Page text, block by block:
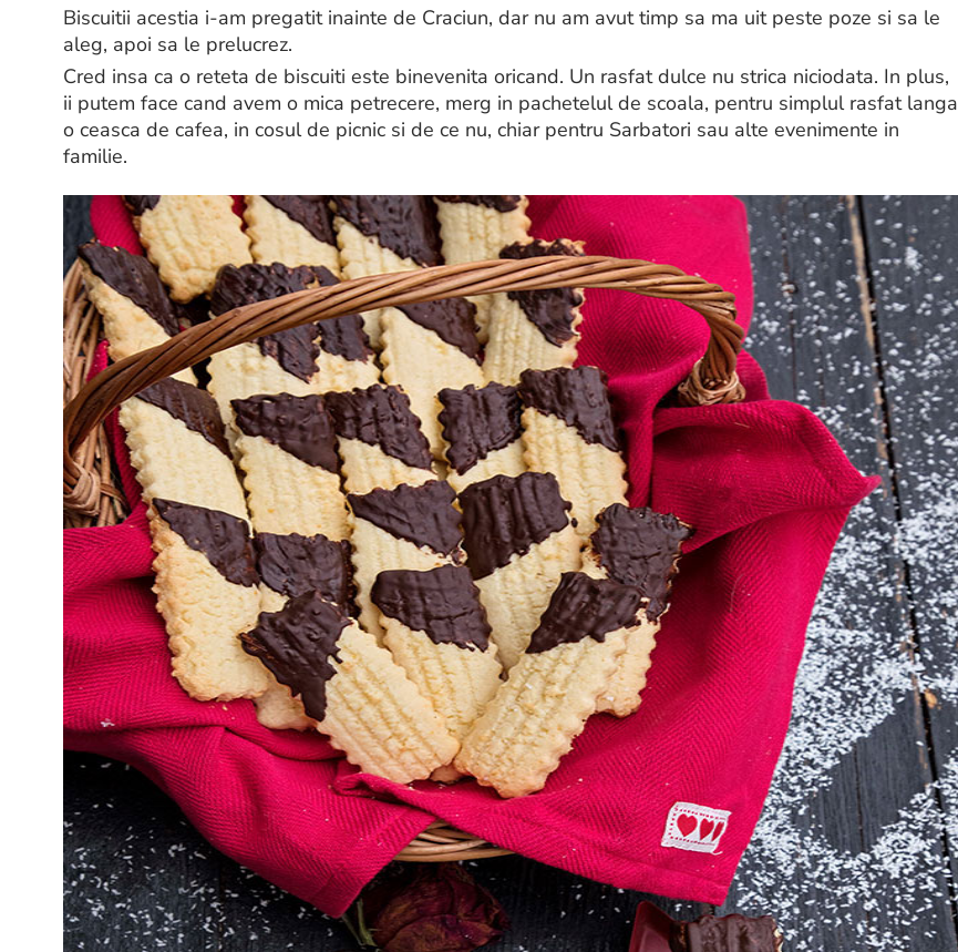
Biscuitii acestia i-am pregatit inainte de Craciun, dar nu am avut timp sa ma uit peste poze si sa le
aleg, apoi sa le prelucrez.
Cred insa ca o reteta de biscuiti este binevenita oricand. Un rasfat dulce nu strica niciodata. In plus,
ii putem face cand avem o mica petrecere, merg in pachetelul de scoala, pentru simplul rasfat langa
o ceasca de cafea, in cosul de picnic si de ce nu, chiar pentru Sarbatori sau alte evenimente in
familie.